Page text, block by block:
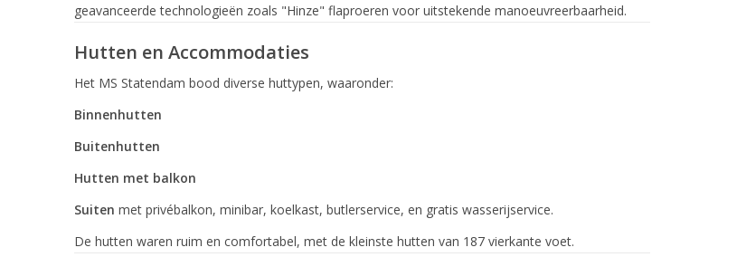
geavanceerde technologieën zoals "Hinze" flaproeren voor uitstekende manoeuvreerbaarheid.
Hutten en Accommodaties
Het MS Statendam bood diverse huttypen, waaronder:
Binnenhutten
Buitenhutten
Hutten met balkon
Suiten met privébalkon, minibar, koelkast, butlerservice, en gratis wasserijservice.
De hutten waren ruim en comfortabel, met de kleinste hutten van 187 vierkante voet.